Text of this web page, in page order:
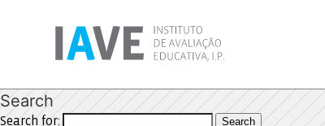
Search
Search for: Search